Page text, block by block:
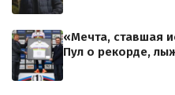
«Мечта, ставшая
Пул о рекорде,